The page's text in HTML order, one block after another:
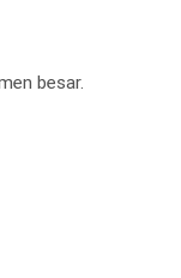
besar.